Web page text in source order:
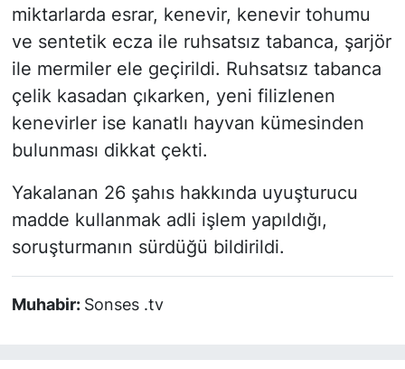
miktarlarda esrar, kenevir, kenevir tohumu
ve sentetik ecza ile ruhsatsız tabanca, şarjör
ile mermiler ele geçirildi. Ruhsatsız tabanca
çelik kasadan çıkarken, yeni filizlenen
kenevirler ise kanatlı hayvan kümesinden
bulunması dikkat çekti.
Yakalanan 26 şahıs hakkında uyuşturucu
madde kullanmak adli işlem yapıldığı,
soruşturmanın sürdüğü bildirildi.
Muhabir: Sonses .tv